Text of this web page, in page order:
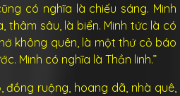
có nghĩa là chiếu sáng. Minh
thâm sâu, là biển. Minh tức là có
không quên, là một thứ cỏ báo
Minh có nghĩa là Thần linh.”
đồng ruộng, hoang dã, nhà quê,